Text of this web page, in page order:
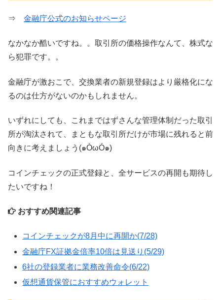
⇒ 金融庁公式のお知らせページ
なかなか酷いですね。。取引所の価格操作なんて、株式な
ら犯罪です。。
金融庁が激おこで、交換業者の新規登録はより厳格化にな
るのは仕方がないのかもしれません。
いずれにしても、これまではずさんな管理体制だった取引
所が淘汰されて、まともな取引所だけが市場に残れると前
向きに考えましょう(๑ÒωÓ๑)
コインチェックの正式登録と、全サービスの再開も期待し
たいですね！
おすすめ関連記事
コインチェックが8月中に再開か(7/28)
金融庁FX証拠金倍率10倍は見送り(5/29)
6社の登録業者に業務改善命令(6/22)
仮想通貨保管におすすめウォレット